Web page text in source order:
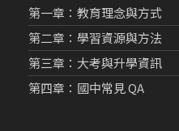
第一章：教育理念與方式
第二章：學習資源與方法
第三章：大考與升學資訊
第四章：國中常見 QA